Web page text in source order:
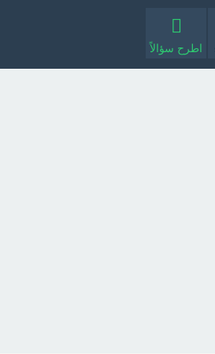
اطرح سؤالاً